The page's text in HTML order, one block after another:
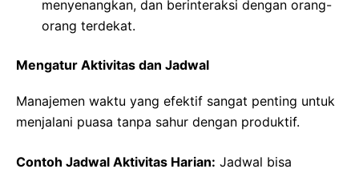
menyenangkan, dan berinteraksi dengan orang-
orang terdekat.
Mengatur Aktivitas dan Jadwal
Manajemen waktu yang efektif sangat penting untuk
menjalani puasa tanpa sahur dengan produktif.
Contoh Jadwal Aktivitas Harian: Jadwal bisa